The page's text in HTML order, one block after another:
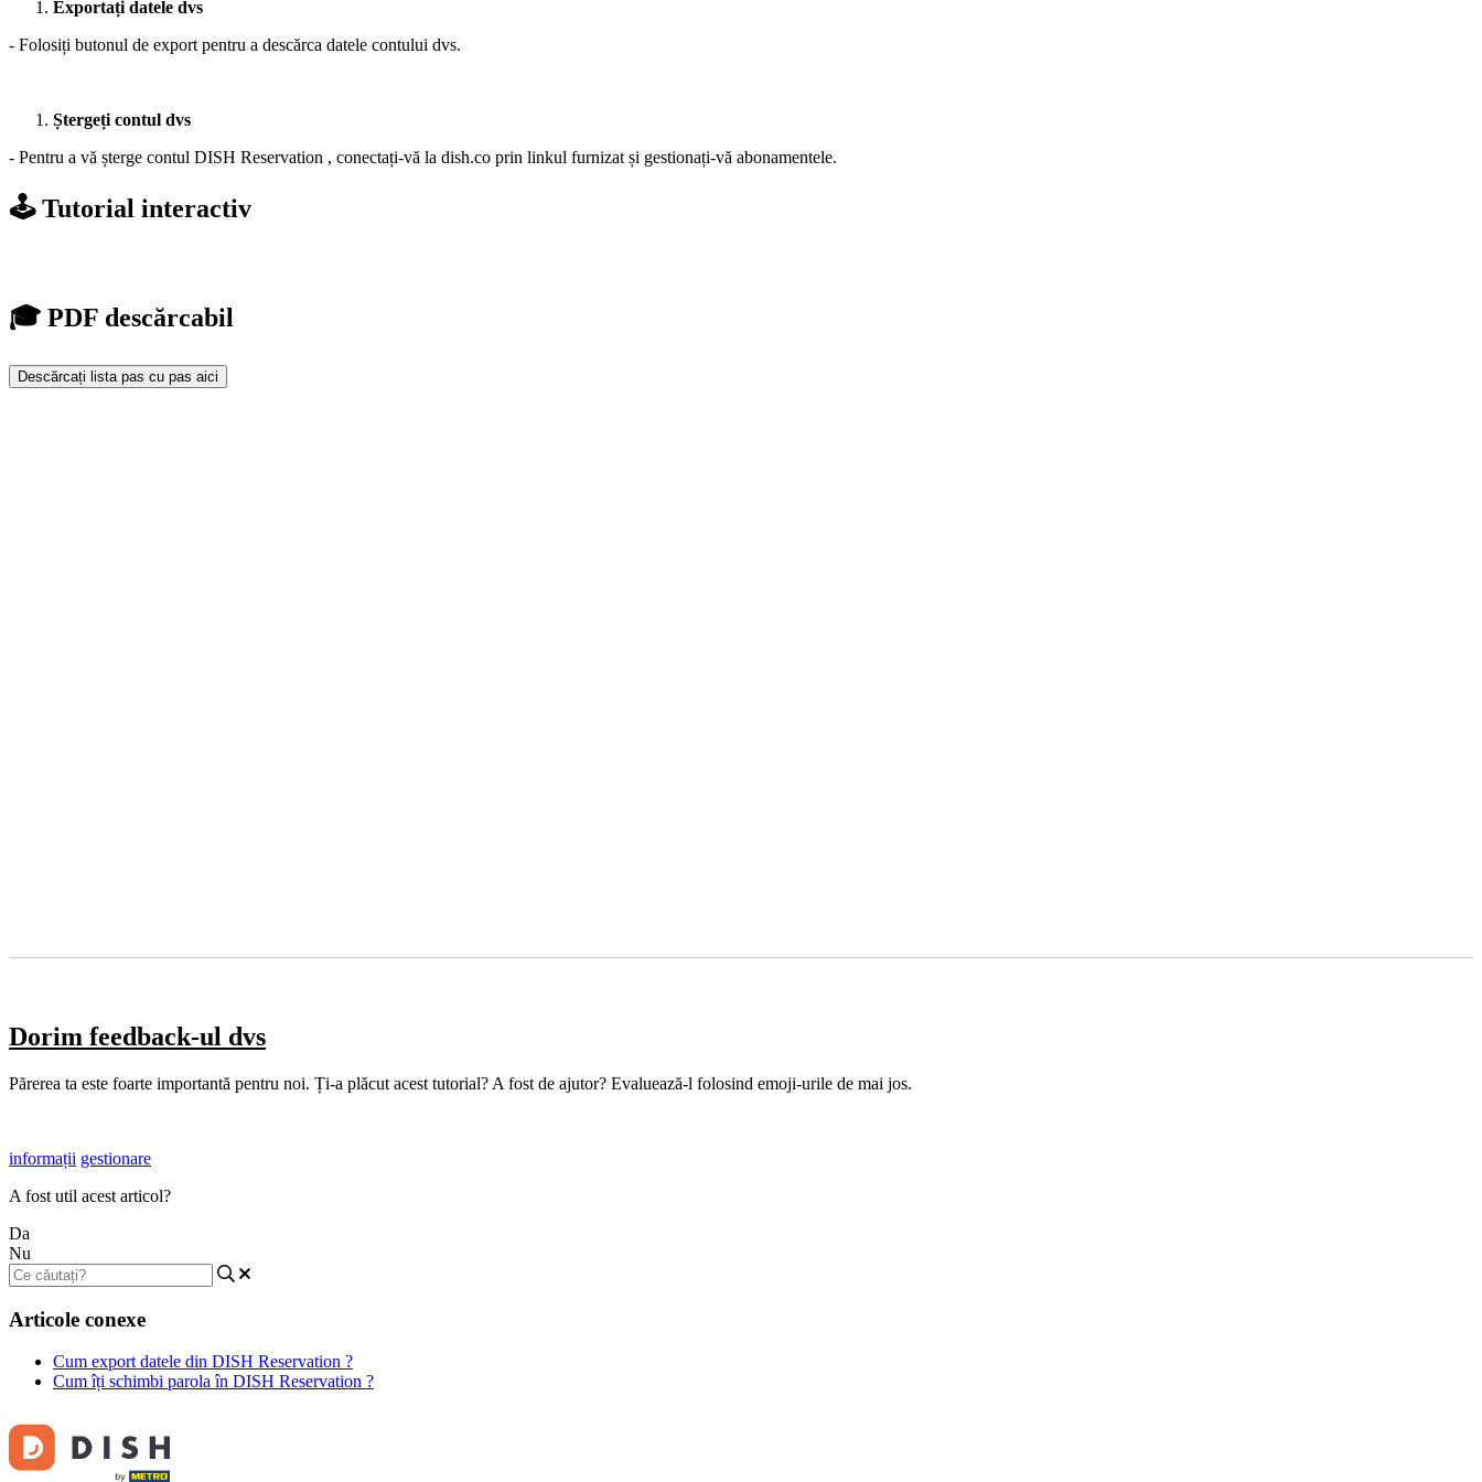
Exportați datele dvs
- Folosiți butonul de export pentru a descărca datele contului dvs.
Ștergeți contul dvs
- Pentru a vă șterge contul DISH Reservation , conectați-vă la dish.co prin linkul furnizat și gestionați-vă abonamentele.
🕹️ Tutorial interactiv
🎓 PDF descărcabil
Descărcați lista pas cu pas aici
Dorim feedback-ul dvs
Părerea ta este foarte importantă pentru noi. Ți-a plăcut acest tutorial? A fost de ajutor? Evaluează-l folosind emoji-urile de mai jos.
informații gestionare
A fost util acest articol?
Da
Nu
Articole conexe
Cum export datele din DISH Reservation ?
Cum îți schimbi parola în DISH Reservation ?